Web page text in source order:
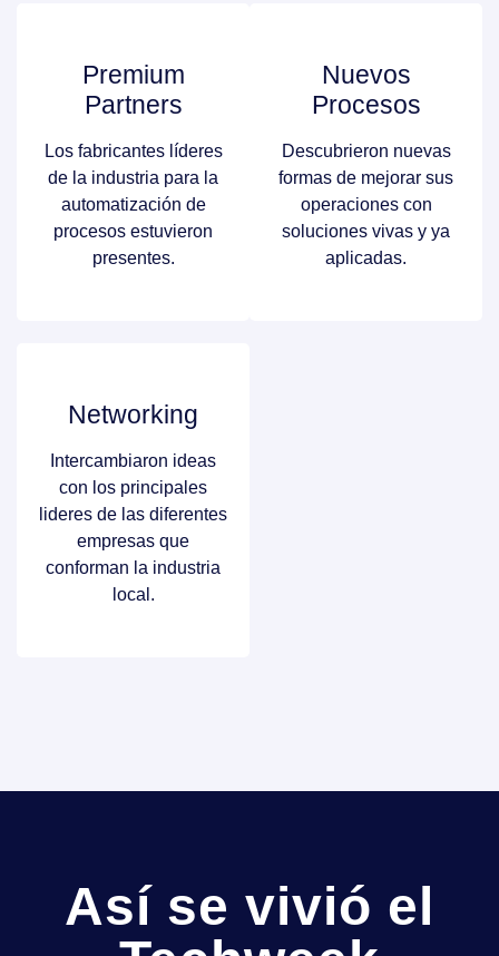
Premium
Partners
Los fabricantes líderes
de la industria para la
automatización de
procesos estuvieron
presentes.
Networking
Intercambiaron ideas
con los principales
lideres de las diferentes
empresas que
conforman la industria
local.
Nuevos
Procesos
Descubrieron nuevas
formas de mejorar sus
operaciones con
soluciones vivas y ya
aplicadas.
Así se vivió el